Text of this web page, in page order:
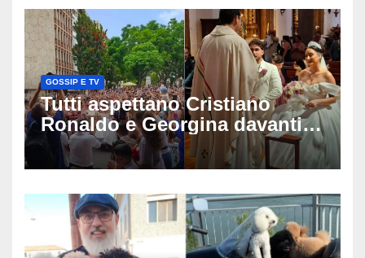
GOSSIP E TV
Tutti aspettano Cristiano
Ronaldo e Georgina davanti
alla cattedrale: ma il
matrimonio era di un’altra